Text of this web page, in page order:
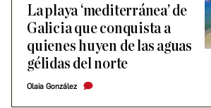
La playa ‘mediterránea’ de
Galicia que conquista a
quienes huyen de las aguas
gélidas del norte
Olaia González